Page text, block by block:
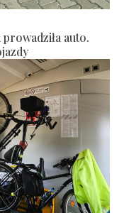
auto.